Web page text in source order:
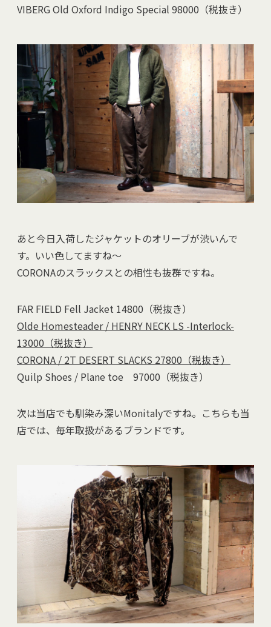
VIBERG Old Oxford Indigo Special 98000（税抜き）
あと今日入荷したジャケットのオリーブが渋いんで
す。いい色してますね～
CORONAのスラックスとの相性も抜群ですね。
FAR FIELD Fell Jacket 14800（税抜き）
Olde Homesteader / HENRY NECK LS -Interlock-
13000（税抜き）
CORONA / 2T DESERT SLACKS 27800（税抜き）
Quilp Shoes / Plane toe 97000（税抜き）
次は当店でも馴染み深いMonitalyですね。こちらも当
店では、毎年取扱があるブランドです。